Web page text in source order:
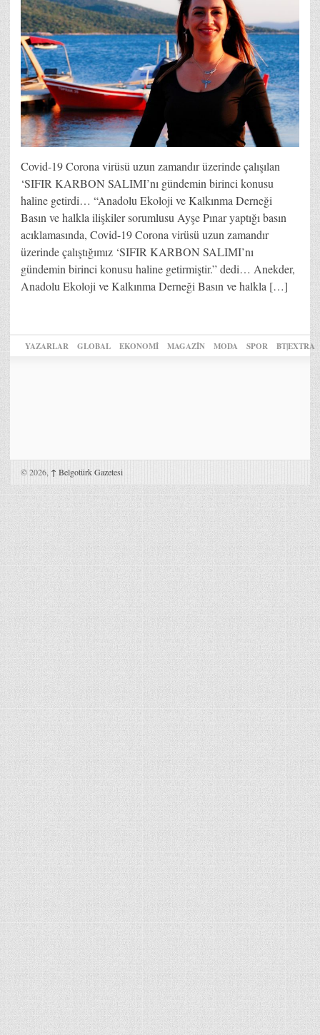
Covid-19 Corona virüsü uzun zamandır üzerinde çalışılan
‘SIFIR KARBON SALIMI’nı gündemin birinci konusu
haline getirdi… “Anadolu Ekoloji ve Kalkınma Derneği
Basın ve halkla ilişkiler sorumlusu Ayşe Pınar yaptığı basın
acıklamasında, Covid-19 Corona virüsü uzun zamandır
üzerinde çalıştığımız ‘SIFIR KARBON SALIMI’nı
gündemin birinci konusu haline getirmiştir.” dedi… Anekder,
Anadolu Ekoloji ve Kalkınma Derneği Basın ve halkla […]
YAZARLAR GLOBAL EKONOMİ MAGAZİN MODA SPOR BT|EXTRA
© 2026, ↑ Belgotürk Gazetesi